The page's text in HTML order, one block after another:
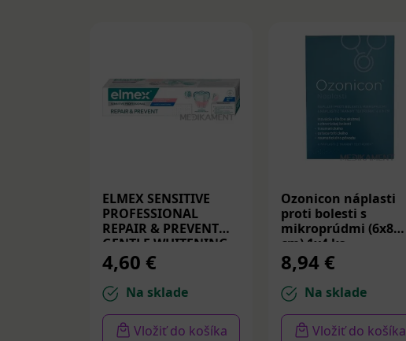
ELMEX SENSITIVE
PROFESSIONAL
REPAIR & PREVENT
GENTLE WHITENING,
zubná pasta 75 ml
4,60 €
Na sklade
Vložiť do košíka
Ozonicon náplasti
proti bolesti s
mikroprúdmi (6x8
cm) 1x4 ks
8,94 €
Na sklade
Vložiť do košíka